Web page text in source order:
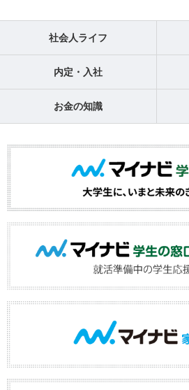
社会人ライフ
内定・入社
お金の知識